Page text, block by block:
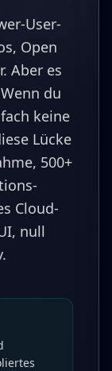
User-
Open
Aber es
du
keine
Lücke
500+
Cloud-
null